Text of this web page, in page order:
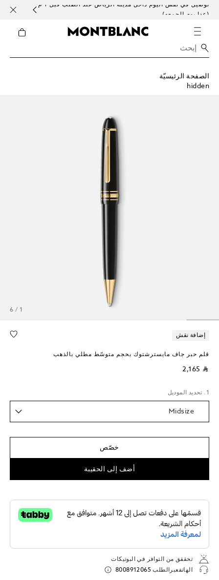
توصيل في نفس اليوم داخل مدينة الرياض عند الطلب قبل 1 م
(عدا يوم الجمعه)
الصفحة الرئيسيّة
hidden
1 / 6
إضافة نقش
قلم حبر جاف مايسترشتوك بحجم متوسّط مطلي بالذهب
⃁ 2,165
1. تحديد الموديل
Midsize
خصّص
أضف إلى الحقيبة
تحققق من التوافر في البوتيكات
الهاتفعبرالطلب 8008912065